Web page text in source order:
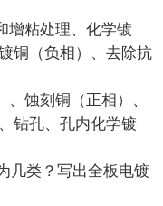
粘处理、化学镀
铜（负相）、去除抗
蚀刻铜（正相）、
钻孔、孔内化学镀
类？写出全板电镀